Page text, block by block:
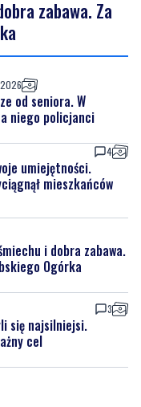
od seniora. W
niego policjanci
umiejętności.
mieszkańców
i dobra zabawa.
Ogórka
3
się najsilniejsi.